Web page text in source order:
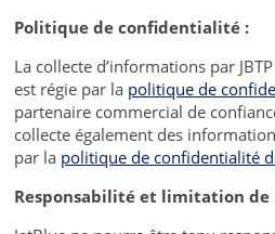
Politique de confidentialité :
La collecte d’informations par
est régie par la politique de
partenaire commercial de
collecte également des
par la politique de confidentialité
Responsabilité et limitation de